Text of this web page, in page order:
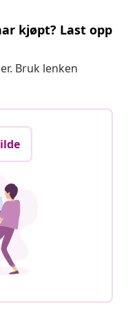
kjøpt? Last opp
Bruk lenken